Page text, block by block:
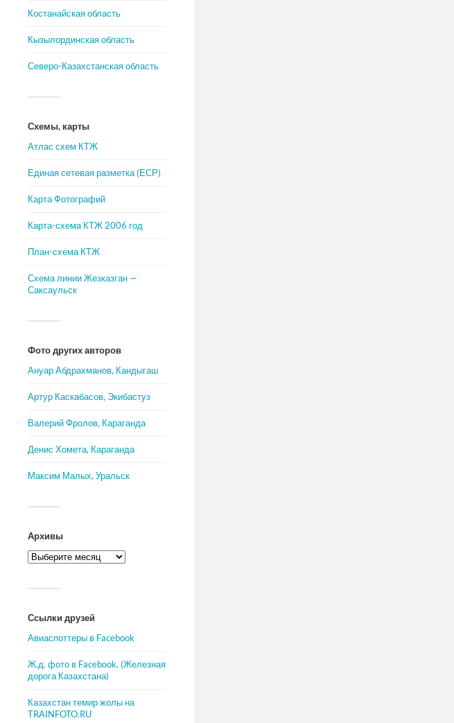
Костанайская область
Кызылординская область
Северо-Казахстанская область
Схемы, карты
Атлас схем КТЖ
Единая сетевая разметка (ЕСР)
Карта Фотографий
Карта-схема КТЖ 2006 год
План-схема КТЖ
Схема линии Жезказган —
Саксаульск
Фото других авторов
Ануар Абдрахманов, Кандыгаш
Артур Каскабасов, Экибастуз
Валерий Фролов, Караганда
Денис Хомета, Караганда
Максим Малых, Уральск
Архивы
Ссылки друзей
Авиаспоттеры в Facebook
Ж.д. фото в Facebook. (Железная
дорога Казахстана)
Казахстан темир жолы на
TRAINFOTO.RU